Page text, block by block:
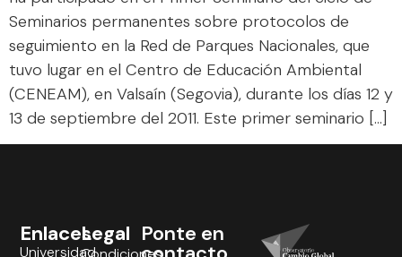
Seminarios permanentes sobre protocolos de
seguimiento en la Red de Parques Nacionales, que
tuvo lugar en el Centro de Educación Ambiental
(CENEAM), en Valsaín (Segovia), durante los días 12 y
13 de septiembre del 2011. Este primer seminario […]
Legal
Enlaces
Universidad
Ponte en